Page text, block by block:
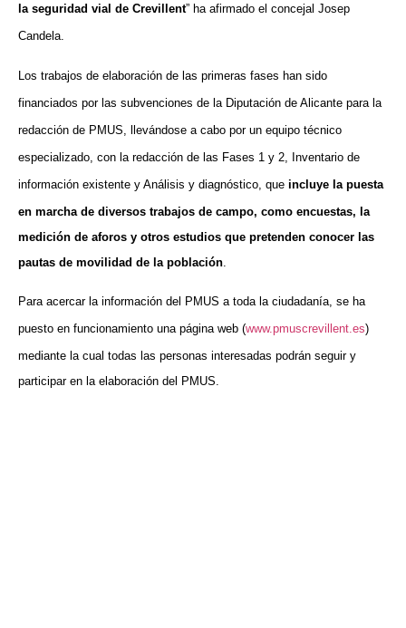
la seguridad vial de Crevillent” ha afirmado el concejal Josep
Candela.
Los trabajos de elaboración de las primeras fases han sido
financiados por las subvenciones de la Diputación de Alicante para la
redacción de PMUS, llevándose a cabo por un equipo técnico
especializado, con la redacción de las Fases 1 y 2, Inventario de
información existente y Análisis y diagnóstico, que incluye la puesta
en marcha de diversos trabajos de campo, como encuestas, la
medición de aforos y otros estudios que pretenden conocer las
pautas de movilidad de la población.
Para acercar la información del PMUS a toda la ciudadanía, se ha
puesto en funcionamiento una página web (www.pmuscrevillent.es)
mediante la cual todas las personas interesadas podrán seguir y
participar en la elaboración del PMUS.